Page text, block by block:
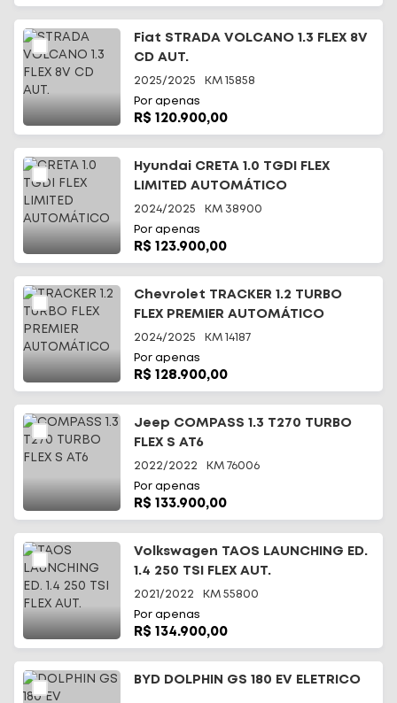
Telefone
(48) 99644-0085
Fiat STRADA VOLCANO 1.3 FLEX 8V
CD AUT.
2025/2025 KM 15858
Por apenas
R$ 120.900,00
Hyundai CRETA 1.0 TGDI FLEX
LIMITED AUTOMÁTICO
2024/2025 KM 38900
Por apenas
R$ 123.900,00
Chevrolet TRACKER 1.2 TURBO
FLEX PREMIER AUTOMÁTICO
2024/2025 KM 14187
Por apenas
R$ 128.900,00
Jeep COMPASS 1.3 T270 TURBO
FLEX S AT6
2022/2022 KM 76006
Por apenas
R$ 133.900,00
Volkswagen TAOS LAUNCHING ED.
1.4 250 TSI FLEX AUT.
2021/2022 KM 55800
Por apenas
R$ 134.900,00
BYD DOLPHIN GS 180 EV ELETRICO